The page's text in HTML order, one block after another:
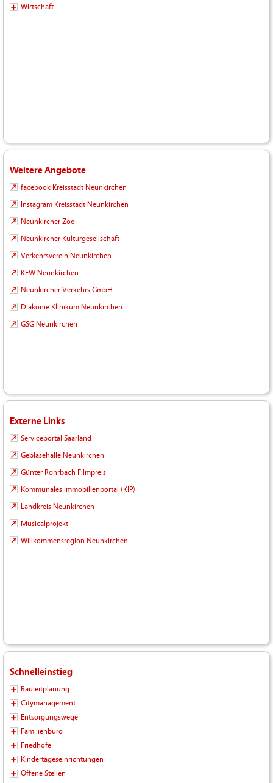
Wirtschaft
Weitere Angebote
facebook Kreisstadt Neunkirchen
Instagram Kreisstadt Neunkirchen
Neunkircher Zoo
Neunkircher Kulturgesellschaft
Verkehrsverein Neunkirchen
KEW Neunkirchen
Neunkircher Verkehrs GmbH
Diakonie Klinikum Neunkirchen
GSG Neunkirchen
Externe Links
Serviceportal Saarland
Gebläsehalle Neunkirchen
Günter Rohrbach Filmpreis
Kommunales Immobilienportal (KIP)
Landkreis Neunkirchen
Musicalprojekt
Willkommensregion Neunkirchen
Schnelleinstieg
Bauleitplanung
Citymanagement
Entsorgungswege
Familienbüro
Friedhöfe
Kindertageseinrichtungen
Offene Stellen